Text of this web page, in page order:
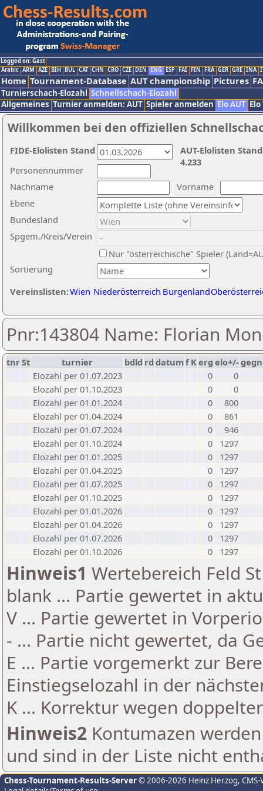
Logged on: Gast
Arabic ARM AZE BIH BUL CAT CHN CRO CZE DEN ENG ESP FAI FIN FRA GER GRE INA
Home Tournament-Database AUT championship Pictures
Turnierschach-Elozahl Schnellschach-Elozahl
Allgemeines Turnier anmelden: AUT Spieler anmelden Elo AUT
Willkommen bei den offiziellen
Nachname
Vorname
Ebene
Sortierung
Personennummer
Bundesland
Spgem./Kreis/Verein
Nur "österreichische" Spieler
Vereinslisten:Wien Niederösterreich Burgenland
AUT-Elolisten
4.233
FIDE-Elolisten Stand
Pnr:143804 Name: Florian
tnrSt turnier bdld rd datumf Kerg elo+/-
Elozahl per 01.07.2023
0
0
Elozahl per 01.10.2023
0
0
Elozahl per 01.01.2024
0
800
Elozahl per 01.04.2024
0
861
Elozahl per 01.07.2024
0
946
Elozahl per 01.10.2024
0
1297
Elozahl per 01.01.2025
0
1297
Elozahl per 01.04.2025
0
1297
Elozahl per 01.07.2025
0
1297
Elozahl per 01.10.2025
0
1297
Elozahl per 01.01.2026
0
1297
Elozahl per 01.04.2026
0
1297
Elozahl per 01.07.2026
0
1297
Elozahl per 01.10.2026
0 1297
Hinweis1 Wertebereich Feld
blank ... Partie gewertet in
V ... Partie gewertet in
- ... Partie nicht gewertet, da
E ... Partie vorgemerkt zur
Einstiegselozahl in der
K ... Korrektur wegen
Hinweis2 Kontumazen
und sind in der Liste nicht
Chess-Tournament-Results-Server© 2006-2026 Heinz Herzog,